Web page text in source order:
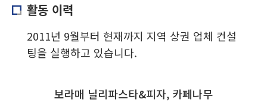
활동 이력
2011년 9월부터 현재까지 지역 상권 업체 컨설
팅을 실행하고 있습니다.
보라매 닐리파스타&피자, 카페나무